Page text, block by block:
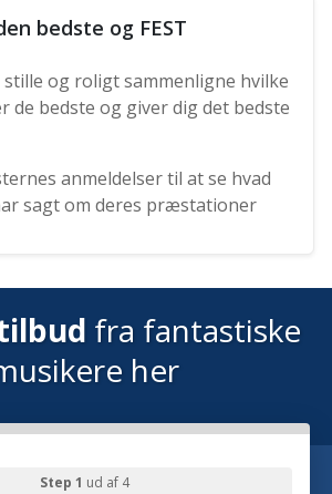
bedste og FEST
stille og roligt sammenligne hvilke
de bedste og giver dig det bedste
anmeldelser til at se hvad
sagt om deres præstationer
fra fantastiske
her
Step 1 ud af 4